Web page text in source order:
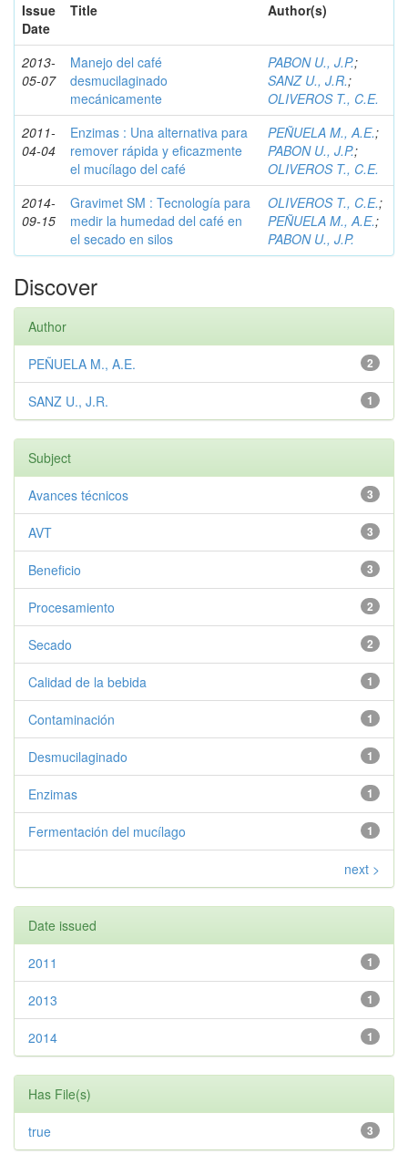
Issue
Date
Title Author(s)
2013-
05-07
Manejo del café
desmucilaginado
mecánicamente
PABON U., J.P.;
SANZ U., J.R.;
OLIVEROS T., C.E.
2011-
04-04
Enzimas : Una alternativa para
remover rápida y eficazmente
el mucílago del café
PEÑUELA M., A.E.;
PABON U., J.P.;
OLIVEROS T., C.E.
2014-
09-15
Gravimet SM : Tecnología para
medir la humedad del café en
el secado en silos
OLIVEROS T., C.E.;
PEÑUELA M., A.E.;
PABON U., J.P.
Discover
Author
2
PEÑUELA M., A.E.
1
SANZ U., J.R.
Subject
3
Avances técnicos
3
AVT
3
Beneficio
2
Procesamiento
2
Secado
1
Calidad de la bebida
1
Contaminación
1
Desmucilaginado
1
Enzimas
1
Fermentación del mucílago
next >
Date issued
1
2011
1
2013
1
2014
Has File(s)
3
true